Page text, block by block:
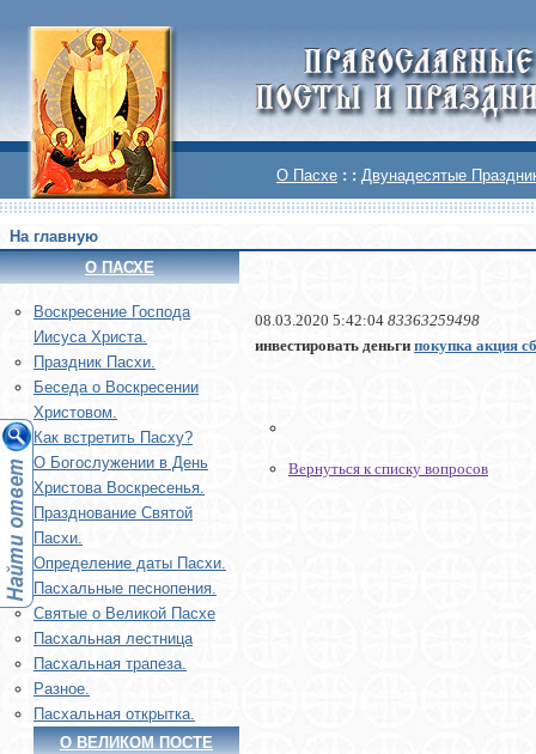
О Пасхе : : Двунадесятые
На главную
О ПАСХЕ
Воскреcение Господа
Иисуса Христа.
Праздник Пасхи.
Беседа о Воскресении
Христовом.
Как встретить Пасху?
О Богослужении в День
Христова Воскресенья.
Празднование Святой
Пасхи.
Определение даты Пасхи.
Пасхальные песнопения.
Святые о Великой Пасхе
Пасхальная лестница
Пасхальная трапеза.
Разное.
Пасхальная открытка.
О ВЕЛИКОМ ПОСТЕ
08.03.2020 5:42:04 83363259498
инвестировать деньги покупка акция
Вернуться к списку вопросов